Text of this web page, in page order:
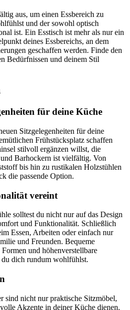
aus, um einen Essbereich zu
und der sowohl optisch
ist. Ein Esstisch ist mehr als nur ein
deines Essbereichs, an dem
geschaffen werden. Finde den
Bedürfnissen und deinem Stil
für deine Küche
Sitzgelegenheiten für deine
Frühstücksplatz schaffen
stilvoll ergänzen willst, die
Barhockern ist vielfältig. Von
bis hin zu rustikalen Holzstühlen
die passende Option.
vereint
solltest du nicht nur auf das Design
und Funktionalität. Schließlich
Essen, Arbeiten oder einfach nur
und Freunden. Bequeme
und höhenverstellbare
du dich rundum wohlfühlst.
sind nicht nur praktische Sitzmöbel,
Akzente in deiner Küche dienen.